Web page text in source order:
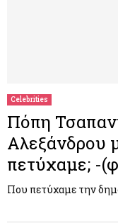
Celebrities
Πόπη
Αλεξάνδρου
πετύχαμε; -
Που πετύχαμε την